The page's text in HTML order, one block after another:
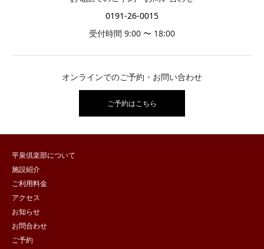
0191-26-0015
受付時間 9:00 〜 18:00
オンラインでのご予約・お問い合わせ
ご予約はこちら
平泉倶楽部について
施設紹介
ご利用料金
アクセス
お知らせ
お問合わせ
ご予約